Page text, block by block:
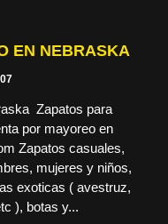
EN NEBRASKA
Zapatos para
por mayoreo en
Zapatos casuales,
mujeres y niños,
exoticas ( avestruz,
), botas y...